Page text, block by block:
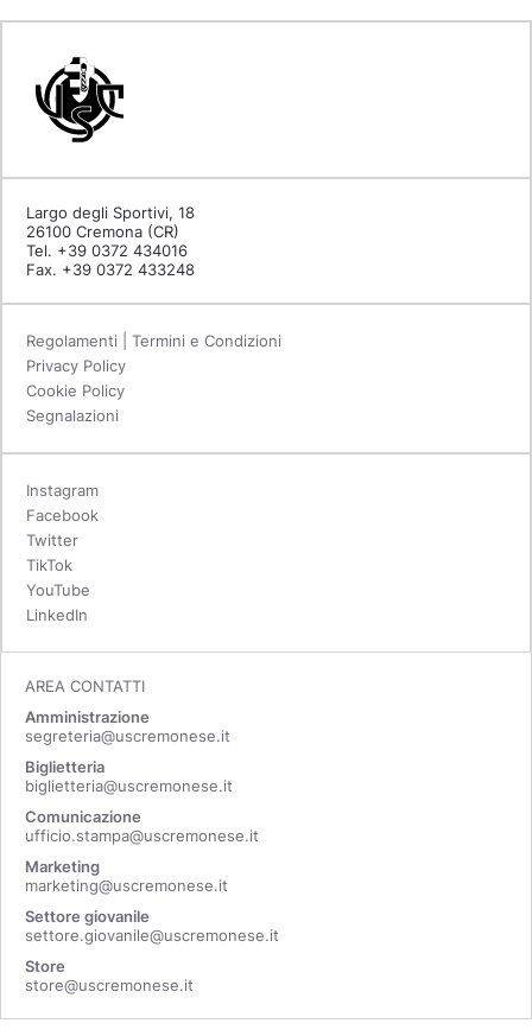
Largo degli Sportivi, 18
26100 Cremona (CR)
Tel. +39 0372 434016
Fax. +39 0372 433248
Regolamenti | Termini e Condizioni
Privacy Policy
Cookie Policy
Segnalazioni
Instagram
Facebook
Twitter
TikTok
YouTube
LinkedIn
AREA CONTATTI
Amministrazione
segreteria@uscremonese.it
Biglietteria
biglietteria@uscremonese.it
Comunicazione
ufficio.stampa@uscremonese.it
Marketing
marketing@uscremonese.it
Settore giovanile
settore.giovanile@uscremonese.it
Store
store@uscremonese.it